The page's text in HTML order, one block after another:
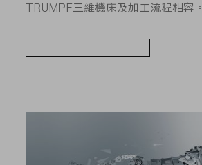
TRUMPF三維機床及加工流程相容。